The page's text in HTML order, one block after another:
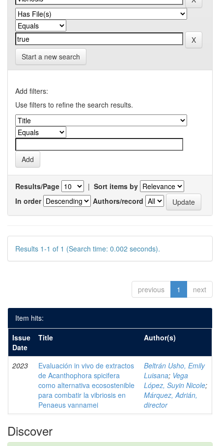
Start a new search
Add filters:
Use filters to refine the search results.
Results/Page | Sort items by
In order
Authors/record
Results 1-1 of 1 (Search time: 0.002 seconds).
previous 1 next
Item hits:
Issue
Date
Title Author(s)
2023
Evaluación in vivo de extractos
de Acanthophora spicifera
como alternativa ecosostenible
para combatir la vibriosis en
Penaeus vannamei
Beltrán Usho, Emily
Luisana; Vega
López, Suyin Nicole;
Márquez, Adrián,
director
Discover